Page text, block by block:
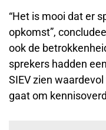
“Het is mooi dat er
opkomst”,
ook de
sprekers hadden
SIEV zien
gaat om